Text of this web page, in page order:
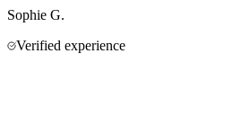
Sophie G.
Verified experience